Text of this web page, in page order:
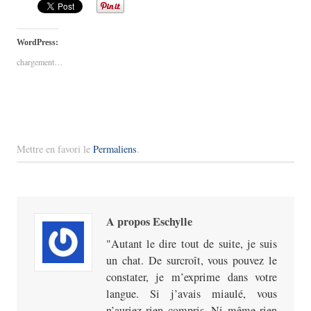
WordPress:
chargement…
Mettre en favori lePermaliens.
A propos Eschylle
Autant le dire tout de suite, je suis
un chat. De surcroît, vous pouvez le
constater, je m’exprime dans votre
langue. Si j’avais miaulé, vous